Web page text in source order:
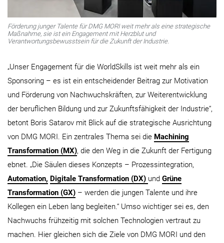
Förderung junger Talente für DMG MORI weit mehr als eine strategische
Maßnahme, sie ist ein Engagement mit Herzblut und
Verantwortungsbewusstsein für die Zukunft der Industrie.
„Unser Engagement für die WorldSkills ist weit mehr als ein
Sponsoring – es ist ein entscheidender Beitrag zur Motivation
und Förderung von Nachwuchskräften, zur Weiterentwicklung
der beruflichen Bildung und zur Zukunftsfähigkeit der Industrie“,
betont Boris Satarov mit Blick auf die strategische Ausrichtung
von DMG MORI. Ein zentrales Thema sei die Machining
Transformation (MX), die den Weg in die Zukunft der Fertigung
ebnet. „Die Säulen dieses Konzepts – Prozessintegration,
Automation, Digitale Transformation (DX) und Grüne
Transformation (GX) – werden die jungen Talente und ihre
Kollegen ein Leben lang begleiten.“ Umso wichtiger sei es, den
Nachwuchs frühzeitig mit solchen Technologien vertraut zu
machen. Hier gleichen sich die Ziele von DMG MORI und den